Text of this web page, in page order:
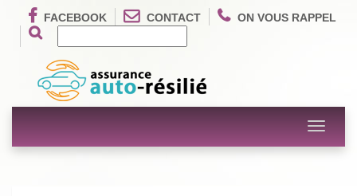
FACEBOOK CONTACT ON VOUS RAPPEL
Toggle